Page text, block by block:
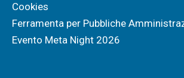
Cookies
Ferramenta per Pubbliche
Evento Meta Night 2026